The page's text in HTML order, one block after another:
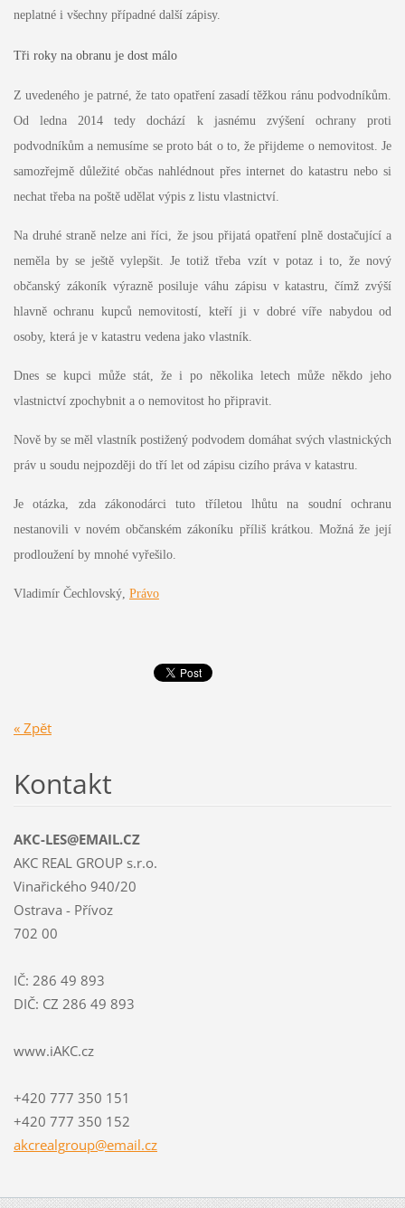
neplatné i všechny případné další zápisy.
Tři roky na obranu je dost málo
Z uvedeného je patrné, že tato opatření zasadí těžkou ránu podvodníkům.
Od ledna 2014 tedy dochází k jasnému zvýšení ochrany proti
podvodníkům a nemusíme se proto bát o to, že přijdeme o nemovitost. Je
samozřejmě důležité občas nahlédnout přes internet do katastru nebo si
nechat třeba na poště udělat výpis z listu vlastnictví.
Na druhé straně nelze ani říci, že jsou přijatá opatření plně dostačující a
neměla by se ještě vylepšit. Je totiž třeba vzít v potaz i to, že nový
občanský zákoník výrazně posiluje váhu zápisu v katastru, čímž zvýší
hlavně ochranu kupců nemovitostí, kteří ji v dobré víře nabydou od
osoby, která je v katastru vedena jako vlastník.
Dnes se kupci může stát, že i po několika letech může někdo jeho
vlastnictví zpochybnit a o nemovitost ho připravit.
Nově by se měl vlastník postižený podvodem domáhat svých vlastnických
práv u soudu nejpozději do tří let od zápisu cizího práva v katastru.
Je otázka, zda zákonodárci tuto tříletou lhůtu na soudní ochranu
nestanovili v novém občanském zákoníku příliš krátkou. Možná že její
prodloužení by mnohé vyřešilo.
Vladimír Čechlovský, Právo
« Zpět
Kontakt
AKC-LES@EMAIL.CZ
AKC REAL GROUP s.r.o.
Vinařického 940/20
Ostrava - Přívoz
702 00
IČ: 286 49 893
DIČ: CZ 286 49 893
www.iAKC.cz
+420 777 350 151
+420 777 350 152
akcrealgroup@email.cz